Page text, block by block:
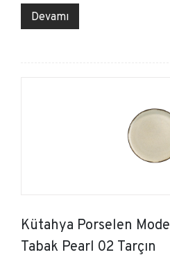
Devamı
Kütahya Porselen
Tabak Pearl 02 Tarçın